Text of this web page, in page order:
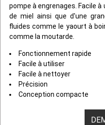
pompe à engrenages. Facile
de miel ainsi que d'une
fluides comme le yaourt à
comme la moutarde.
Fonctionnement rapide
Facile à utiliser
Facile à nettoyer
Précision
Conception compacte